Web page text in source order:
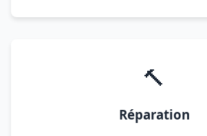
🔨
Réparation